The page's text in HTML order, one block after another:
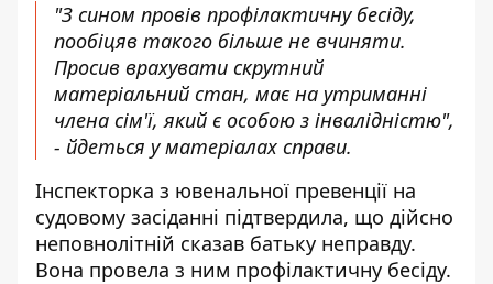
"З сином провів профілактичну бесіду,
пообіцяв такого більше не вчиняти.
Просив врахувати скрутний
матеріальний стан, має на утриманні
члена сім'ї, який є особою з інвалідністю",
- йдеться у матеріалах справи.
Інспекторка з ювенальної превенції на
судовому засіданні підтвердила, що дійсно
неповнолітній сказав батьку неправду.
Вона провела з ним профілактичну бесіду.